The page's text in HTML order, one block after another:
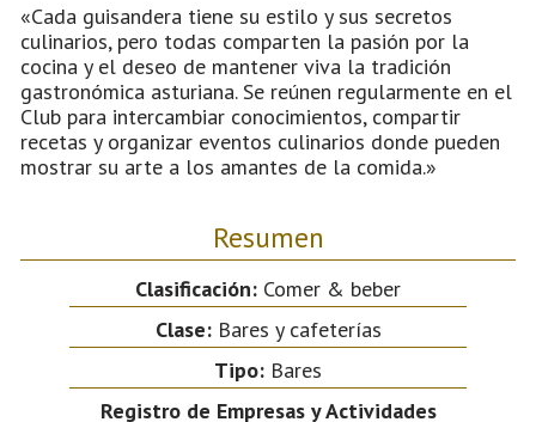
«Cada guisandera tiene su estilo y sus secretos
culinarios, pero todas comparten la pasión por la
cocina y el deseo de mantener viva la tradición
gastronómica asturiana. Se reúnen regularmente en el
Club para intercambiar conocimientos, compartir
recetas y organizar eventos culinarios donde pueden
mostrar su arte a los amantes de la comida.»
Resumen
Clasificación: Comer & beber
Clase:Bares y cafeterías
Tipo: Bares
Registro de Empresas y Actividades